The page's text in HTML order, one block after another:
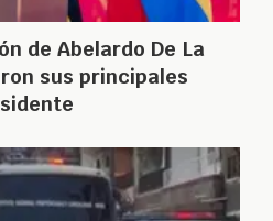
de Abelardo De La
sus principales